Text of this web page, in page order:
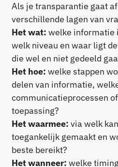
Als je transparantie gaat
verschillende lagen van
Het wat: welke informatie
welk niveau en waar ligt
die wel en niet gedeeld
Het hoe: welke stappen
delen van informatie,
communicatieprocessen
toepassing?
Het waarmee: via welk
toegankelijk gemaakt en
beste bereikt?
Het wanneer: welke